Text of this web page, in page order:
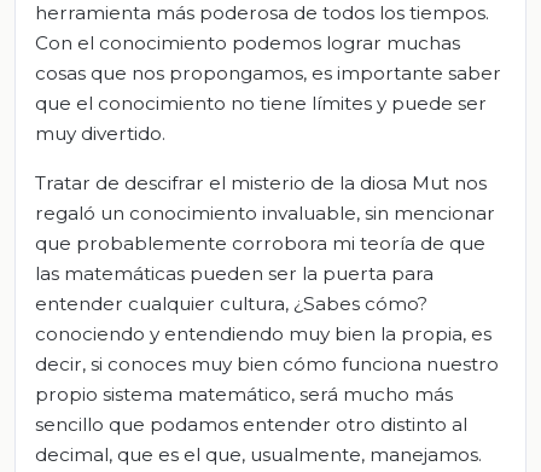
herramienta más poderosa de todos los tiempos.
Con el conocimiento podemos lograr muchas
cosas que nos propongamos, es importante saber
que el conocimiento no tiene límites y puede ser
muy divertido.
Tratar de descifrar el misterio de la diosa Mut nos
regaló un conocimiento invaluable, sin mencionar
que probablemente corrobora mi teoría de que
las matemáticas pueden ser la puerta para
entender cualquier cultura, ¿Sabes cómo?
conociendo y entendiendo muy bien la propia, es
decir, si conoces muy bien cómo funciona nuestro
propio sistema matemático, será mucho más
sencillo que podamos entender otro distinto al
decimal, que es el que, usualmente, manejamos.